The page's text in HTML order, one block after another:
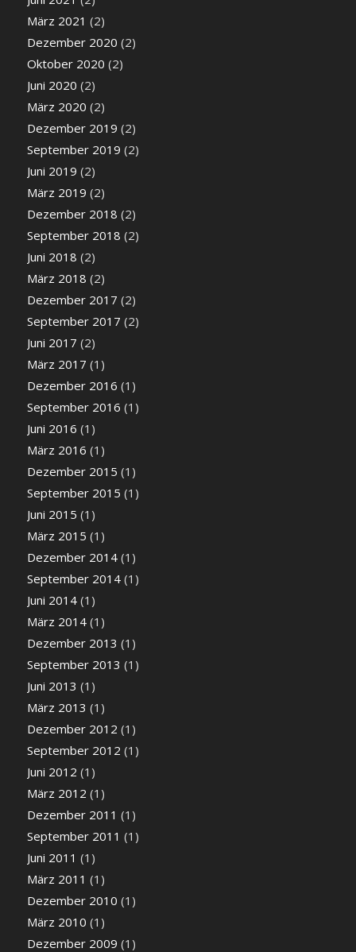
März 2021 (2)
Dezember 2020 (2)
Oktober 2020 (2)
Juni 2020 (2)
März 2020 (2)
Dezember 2019 (2)
September 2019 (2)
Juni 2019 (2)
März 2019 (2)
Dezember 2018 (2)
September 2018 (2)
Juni 2018 (2)
März 2018 (2)
Dezember 2017 (2)
September 2017 (2)
Juni 2017 (2)
März 2017 (1)
Dezember 2016 (1)
September 2016 (1)
Juni 2016 (1)
März 2016 (1)
Dezember 2015 (1)
September 2015 (1)
Juni 2015 (1)
März 2015 (1)
Dezember 2014(1)
September 2014(1)
Juni 2014(1)
März 2014(1)
Dezember 2013 (1)
September 2013 (1)
Juni 2013 (1)
März 2013 (1)
Dezember 2012 (1)
September 2012 (1)
Juni 2012 (1)
März 2012 (1)
Dezember 2011 (1)
September 2011 (1)
Juni 2011 (1)
März 2011 (1)
Dezember 2010 (1)
März 2010 (1)
Dezember 2009 (1)